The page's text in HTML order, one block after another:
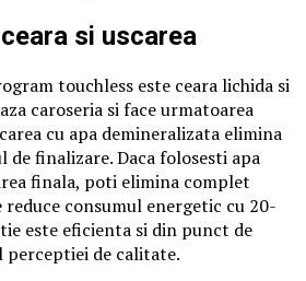
si uscarea
touchless este ceara lichida si
caroseria si face urmatoarea
cu apa demineralizata elimina
de finalizare. Daca folosesti apa
finala, poti elimina complet
reduce consumul energetic cu 20-
este eficienta si din punct de
perceptiei de calitate.